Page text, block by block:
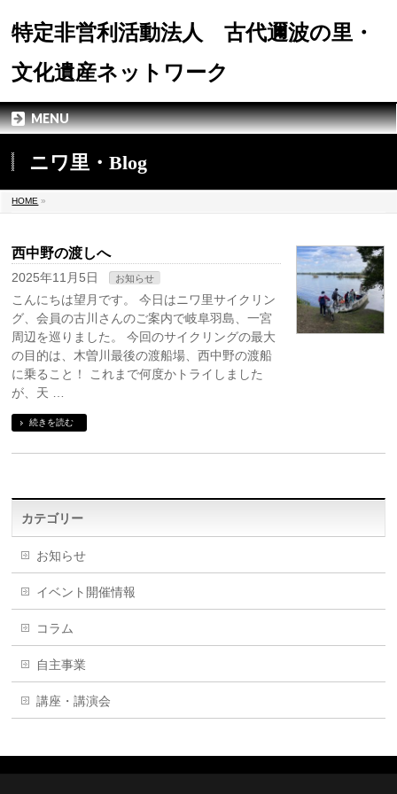
特定非営利活動法人 古代邇波の里・
文化遺産ネットワーク
MENU
ニワ里・Blog
HOME »
西中野の渡しへ
2025年11月5日 お知らせ
こんにちは望月です。 今日はニワ里サイクリン
グ、会員の古川さんのご案内で岐阜羽島、一宮
周辺を巡りました。 今回のサイクリングの最大
の目的は、木曽川最後の渡船場、西中野の渡船
に乗ること！ これまで何度かトライしました
が、天 …
続きを読む
カテゴリー
お知らせ
イベント開催情報
コラム
自主事業
講座・講演会